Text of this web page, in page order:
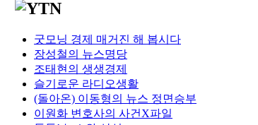
굿모닝 경제 매거진 해 봅시다
장성철의 뉴스명당
조태현의 생생경제
슬기로운 라디오생활
(돌아온) 이동형의 뉴스 정면승부
이원화 변호사의 사건X파일